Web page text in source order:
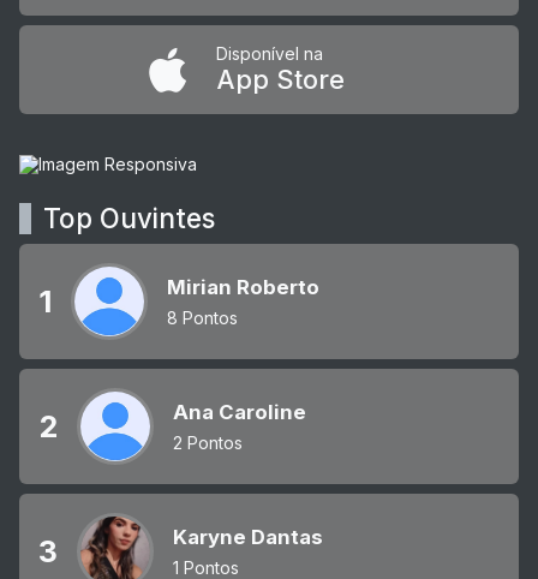
Disponível na
App Store
Top Ouvintes
1 Mirian Roberto
8 Pontos
2 Ana Caroline
2 Pontos
3 Karyne Dantas
1 Pontos